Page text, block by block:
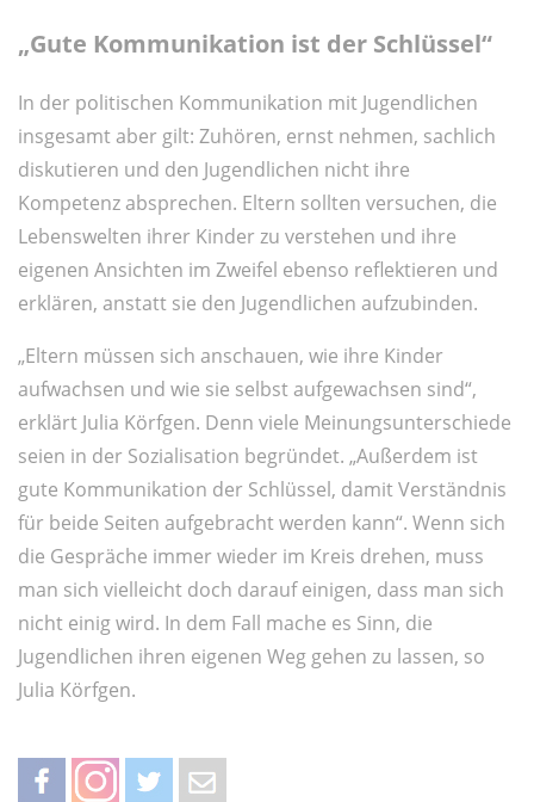
„Gute Kommunikation ist der Schlüssel“
In der politischen Kommunikation mit Jugendlichen
insgesamt aber gilt: Zuhören, ernst nehmen, sachlich
diskutieren und den Jugendlichen nicht ihre
Kompetenz absprechen. Eltern sollten versuchen, die
Lebenswelten ihrer Kinder zu verstehen und ihre
eigenen Ansichten im Zweifel ebenso reflektieren und
erklären, anstatt sie den Jugendlichen aufzubinden.
„Eltern müssen sich anschauen, wie ihre Kinder
aufwachsen und wie sie selbst aufgewachsen sind“,
erklärt Julia Körfgen. Denn viele Meinungsunterschiede
seien in der Sozialisation begründet. „Außerdem ist
gute Kommunikation der Schlüssel, damit Verständnis
für beide Seiten aufgebracht werden kann“. Wenn sich
die Gespräche immer wieder im Kreis drehen, muss
man sich vielleicht doch darauf einigen, dass man sich
nicht einig wird. In dem Fall mache es Sinn, die
Jugendlichen ihren eigenen Weg gehen zu lassen, so
Julia Körfgen.